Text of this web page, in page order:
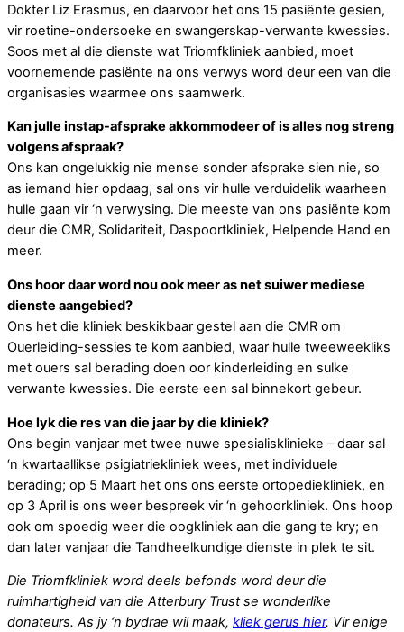
Dokter Liz Erasmus, en daarvoor het ons 15 pasiënte gesien,
vir roetine-ondersoeke en swangerskap-verwante kwessies.
Soos met al die dienste wat Triomfkliniek aanbied, moet
voornemende pasiënte na ons verwys word deur een van die
organisasies waarmee ons saamwerk.
Kan julle instap-afsprake akkommodeer of is alles nog streng
volgens afspraak?
Ons kan ongelukkig nie mense sonder afsprake sien nie, so
as iemand hier opdaag, sal ons vir hulle verduidelik waarheen
hulle gaan vir ‘n verwysing. Die meeste van ons pasiënte kom
deur die CMR, Solidariteit, Daspoortkliniek, Helpende Hand en
meer.
Ons hoor daar word nou ook meer as net suiwer mediese
dienste aangebied?
Ons het die kliniek beskikbaar gestel aan die CMR om
Ouerleiding-sessies te kom aanbied, waar hulle tweeweekliks
met ouers sal berading doen oor kinderleiding en sulke
verwante kwessies. Die eerste een sal binnekort gebeur.
Hoe lyk die res van die jaar by die kliniek?
Ons begin vanjaar met twee nuwe spesialisklinieke – daar sal
‘n kwartaallikse psigiatriekliniek wees, met individuele
berading; op 5 Maart het ons ons eerste ortopediekliniek, en
op 3 April is ons weer bespreek vir ‘n gehoorkliniek. Ons hoop
ook om spoedig weer die oogkliniek aan die gang te kry; en
dan later vanjaar die Tandheelkundige dienste in plek te sit.
Die Triomfkliniek word deels befonds word deur die
ruimhartigheid van die Atterbury Trust se wonderlike
donateurs. As jy ‘n bydrae wil maak, kliek gerus hier. Vir enige